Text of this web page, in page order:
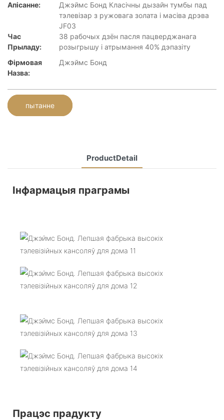
Апісанне:
Джэймс Бонд Класічны дызайн тумбы пад
тэлевізар з ружовага золата і масіва дрэва
JF03
Час
Прыладу:
38 рабочых дзён пасля пацверджанага
розыгрышу і атрымання 40% дэпазіту
Фірмовая
Назва:
Джэймс Бонд
пытанне
ProductDetail
Інфармацыя праграмы
Працэс прадукту